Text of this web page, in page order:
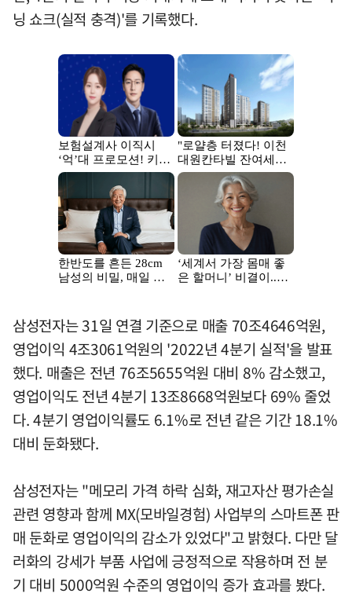
닝 쇼크(실적 충격)'를 기록했다.
삼성전자는 31일 연결 기준으로 매출 70조4646억원,
영업이익 4조3061억원의 '2022년 4분기 실적'을 발표
했다. 매출은 전년 76조5655억원 대비 8% 감소했고,
영업이익도 전년 4분기 13조8668억원보다 69% 줄었
다. 4분기 영업이익률도 6.1%로 전년 같은 기간 18.1%
대비 둔화됐다.
삼성전자는 "메모리 가격 하락 심화, 재고자산 평가손실
관련 영향과 함께 MX(모바일경험) 사업부의 스마트폰 판
매 둔화로 영업이익의 감소가 있었다"고 밝혔다. 다만 달
러화의 강세가 부품 사업에 긍정적으로 작용하며 전 분
기 대비 5000억원 수준의 영업이익 증가 효과를 봤다.